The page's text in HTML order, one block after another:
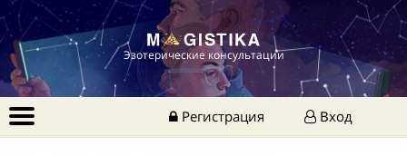
Эзотерические консультации
Регистрация Вход